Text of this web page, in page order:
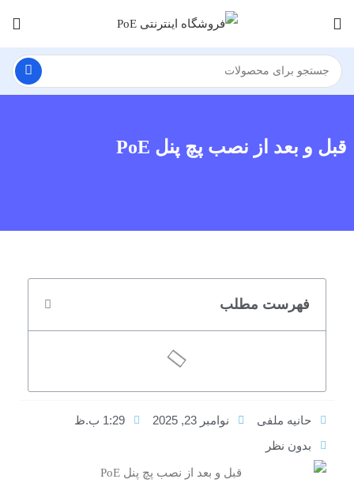
قبل و بعد از نصب پچ پنل PoE
فهرست مطلب
حانیه ملفی نوامبر 23, 2025
1:29 ب.ظ
بدون نظر